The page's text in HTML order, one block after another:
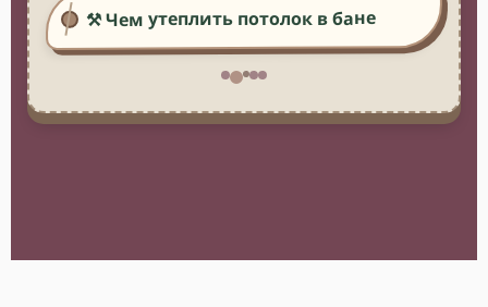
⚒️ Чем утеплить потолок в бане